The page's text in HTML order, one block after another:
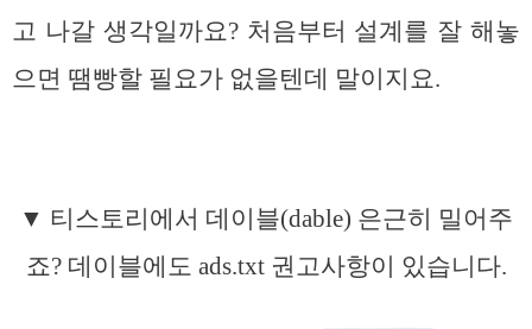
고 나갈 생각일까요? 처음부터 설계를 잘 해놓
으면 땜빵할 필요가 없을텐데 말이지요.
▼ 티스토리에서 데이블(dable) 은근히 밀어주
죠? 데이블에도 ads.txt 권고사항이 있습니다.